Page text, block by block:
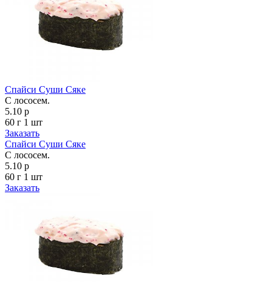
Спайси Суши Сяке
С лососем.
5.10 р
60 г 1 шт
Заказать
Спайси Суши Сяке
С лососем.
5.10 р
60 г 1 шт
Заказать